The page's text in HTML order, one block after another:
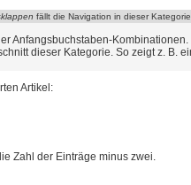
fällt die Navigation in dieser
Anfangsbuchstaben-
dieser Kategorie. So zeigt z. B.
Artikel:
Zahl der Einträge minus zwei.